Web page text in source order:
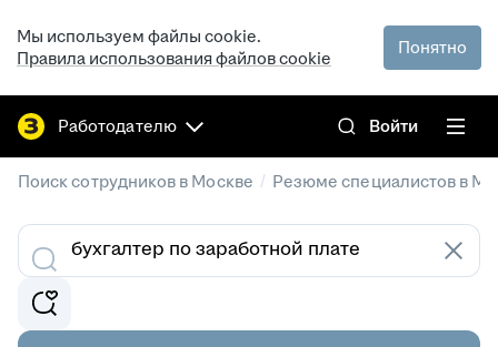
Мы используем файлы cookie.
Правила использования файлов cookie
Понятно
Работодателю Войти
Поиск сотрудников в Москве / Резюме специалистов в